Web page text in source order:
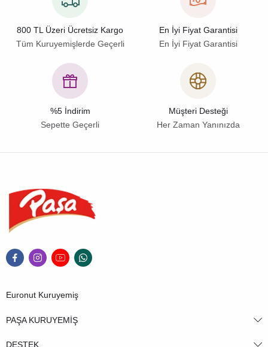
800 TL Üzeri Ücretsiz Kargo
Tüm Kuruyemişlerde Geçerli
En İyi Fiyat Garantisi
En İyi Fiyat Garantisi
%5 İndirim
Sepette Geçerli
Müşteri Desteği
Her Zaman Yanınızda
Euronut Kuruyemiş
PAŞA KURUYEMİŞ
DESTEK